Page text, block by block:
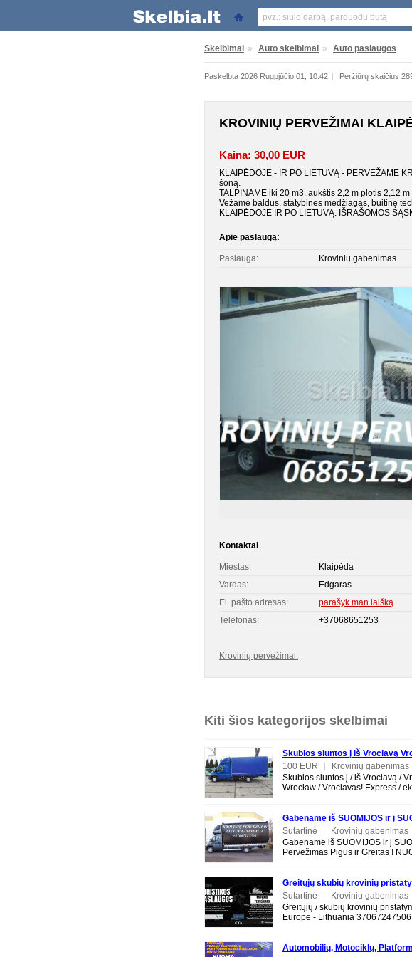
Skelbimai » Auto skelbimai » Auto paslaugos
Paskelbta 2026 Rugpjūčio 01, 10:42 | Peržiūrų skaičius
KROVINIŲ PERVEŽIMAI
Kaina: 30,00 EUR
KLAIPĖDOJE - IR PO LIETUVĄ - PERVEŽAME
šoną.
TALPINAME iki 20 m3. aukštis 2,2 m plotis 2,12
Vežame baldus, statybines medžiagas, buitinę
KLAIPĖDOJE IR PO LIETUVĄ. IŠRAŠOMOS
Apie paslaugą:
Paslauga: Krovinių gabenimas
Kontaktai
Miestas:
Klaipėda
Vardas:
Edgaras
El. pašto adresas:
parašyk man laišką
Telefonas:
+37068651253
Krovinių pervežimai.
Kiti šios kategorijos skelbimai
Skubios siuntos į iš Vroclavą
Wrocław Vroclavas
100 EUR |
Krovinių gabenimas
Skubios siuntos į / iš Vroclavą /
Wrocław / Vroclavas! Express /
Gabename iš SUOMIJOS ir į
Sutartinė
|
Krovinių gabenimas
Gabename iš SUOMIJOS ir į
Pervežimas Pigus ir Greitas !
Greitųjų skubių krovinių
- Europe - Lithuania 37067247506
Sutartinė |
Krovinių gabenimas
Greitųjų / skubių krovinių
Europe - Lithuania
Automobilių, Motociklų,